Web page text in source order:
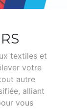
textiles et
votre
autre
alliant
vous